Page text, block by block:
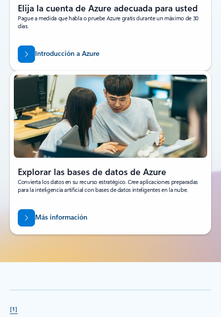
Elija la cuenta de Azure adecuada para usted
Pague a medida que habla o pruebe Azure gratis durante un máximo de 30
días.
Introducción a Azure
Explorar las bases de datos de Azure
Convierta los datos en su recurso estratégico. Cree aplicaciones preparadas
para la inteligencia artificial con bases de datos inteligentes en la nube.
Más información
[1]